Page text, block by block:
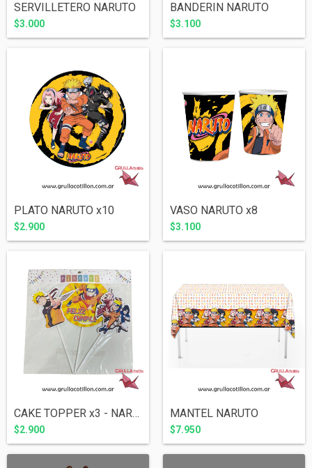
SERVILLETERO NARUTO
$3.000
BANDERIN NARUTO
$3.100
PLATO NARUTO x10
$2.900
VASO NARUTO x8
$3.100
CAKE TOPPER x3 - NARUTO
$2.900
MANTEL NARUTO
$7.950